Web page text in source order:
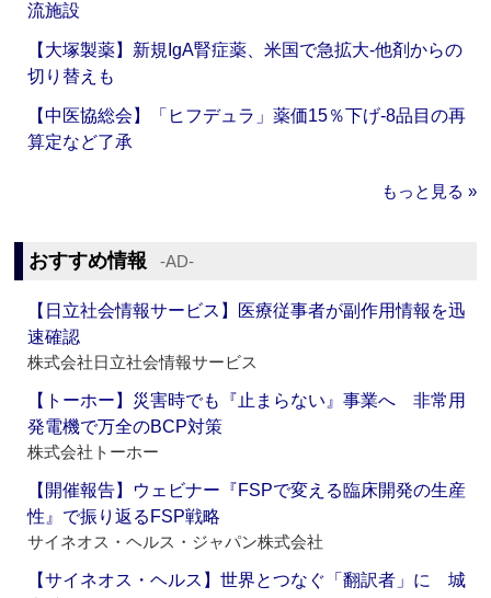
流施設
【大塚製薬】新規IgA腎症薬、米国で急拡大‐他剤からの
切り替えも
【中医協総会】「ヒフデュラ」薬価15％下げ‐8品目の再
算定など了承
もっと見る »
おすすめ情報 ‐AD‐
【日立社会情報サービス】医療従事者が副作用情報を迅
速確認
株式会社日立社会情報サービス
【トーホー】災害時でも『止まらない』事業へ 非常用
発電機で万全のBCP対策
株式会社トーホー
【開催報告】ウェビナー『FSPで変える臨床開発の生産
性』で振り返るFSP戦略
サイネオス・ヘルス・ジャパン株式会社
【サイネオス・ヘルス】世界とつなぐ「翻訳者」に 城